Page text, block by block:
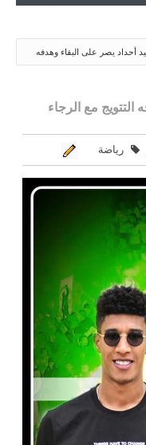
أحداد يصر على البقاء وهدفه
التتويج مع الرجاء
رياضة